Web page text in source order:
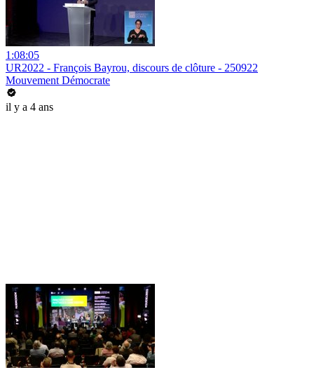
1:08:05
UR2022 - François Bayrou, discours de clôture - 250922
Mouvement Démocrate
il y a 4 ans